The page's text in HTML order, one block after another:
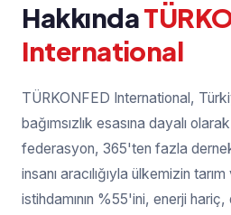
Hakkında
International
TÜRKONFED International,
bağımsızlık esasına dayalı
federasyon, 365'ten fazla
insanı aracılığıyla ülkemizin tarım
istihdamının %55'ini, enerji hariç,